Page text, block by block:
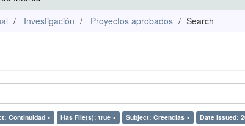
Investigación Proyectos aprobados Search
Continuidad × Has File(s): true × Subject: Creencias ×
Date issued: